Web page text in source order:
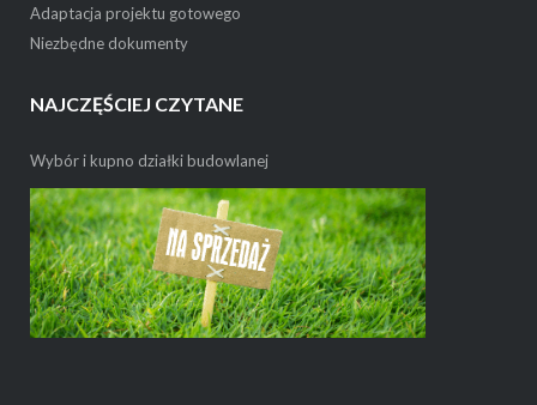
Adaptacja projektu gotowego
Niezbędne dokumenty
NAJCZĘŚCIEJ CZYTANE
Wybór i kupno działki budowlanej